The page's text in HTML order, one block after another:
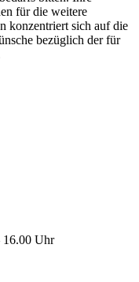
für die weitere
konzentriert sich auf die
bezüglich der für
16.00 Uhr